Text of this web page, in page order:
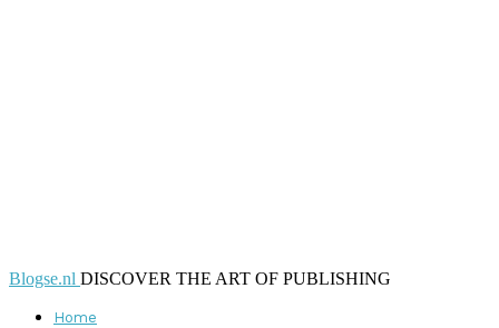
Blogse.nl DISCOVER THE ART OF PUBLISHING
Home